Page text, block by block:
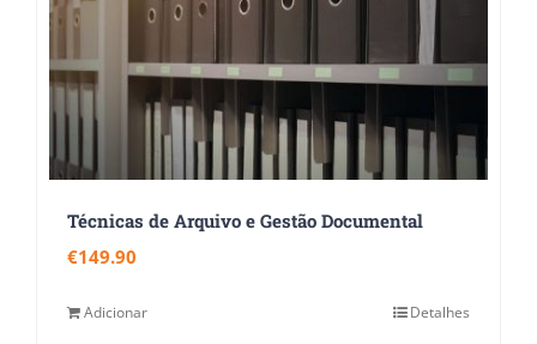
Técnicas de Arquivo e Gestão Documental
€149.90
Adicionar Detalhes